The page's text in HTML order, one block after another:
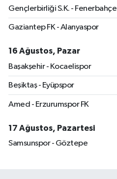
Gençlerbirliği S.K. - Fenerbahçe
Gaziantep FK - Alanyaspor
16 Ağustos, Pazar
Başakşehir - Kocaelispor
Beşiktaş - Eyüpspor
Amed - Erzurumspor FK
17 Ağustos, Pazartesi
Samsunspor - Göztepe